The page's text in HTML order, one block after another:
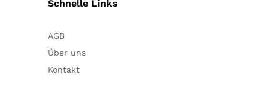
Schnelle Links
AGB
Über uns
Kontakt